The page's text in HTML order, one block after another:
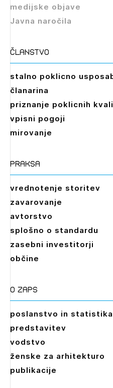
dostopate, se je
medijske objave
Javna naročila
članstvo
stalno poklicno
članarina
priznanje poklicnih
vpisni pogoji
mirovanje
praksa
vrednotenje storitev
zavarovanje
avtorstvo
splošno o standardu
zasebni investitorji
občine
O zaps
poslanstvo in statistika
predstavitev
vodstvo
ženske za arhitekturo
publikacije